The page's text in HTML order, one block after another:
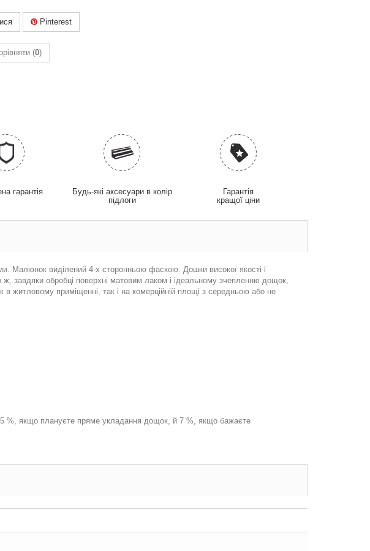
Pinterest
(0)
гарантія
Будь-які аксесуари в колір
підлоги
Гарантія
кращої ціни
Малюнок виділений 4-х сторонньою фаскою. Дошки високої якості і
ж, завдяки обробці поверхні матовим лаком і ідеальному зчепленню дощок,
житловому приміщенні, так і на комерційній площі з середньою або не
5 %, якщо плануєте пряме укладання дощок, й 7 %, якщо бажаєте